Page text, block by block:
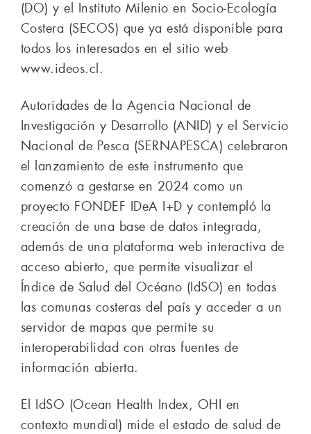
(DO) y el Instituto Milenio en Socio-Ecología
Costera (SECOS) que ya está disponible para
todos los interesados en el sitio web
www.ideos.cl.
Autoridades de la Agencia Nacional de
Investigación y Desarrollo (ANID) y el Servicio
Nacional de Pesca (SERNAPESCA) celebraron
el lanzamiento de este instrumento que
comenzó a gestarse en 2024 como un
proyecto FONDEF IDeA I+D y contempló la
creación de una base de datos integrada,
además de una plataforma web interactiva de
acceso abierto, que permite visualizar el
Índice de Salud del Océano (IdSO) en todas
las comunas costeras del país y acceder a un
servidor de mapas que permite su
interoperabilidad con otras fuentes de
información abierta.
El IdSO (Ocean Health Index, OHI en
contexto mundial) mide el estado de salud de